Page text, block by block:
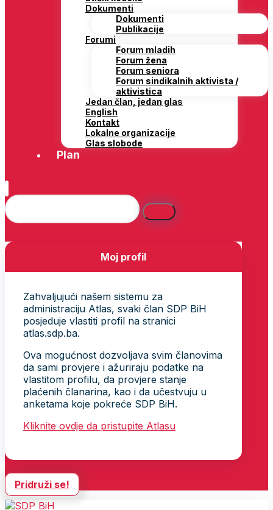
Dokumenti
Dokumenti
Publikacije
Forumi
Forum mladih
Forum žena
Forum seniora
Forum sindikalnih aktivista /
aktivistica
Jedan član, jedan glas
English
Kontakt
Lokalne organizacije
Glas slobode
Plan
Moj profil
Zahvaljujući našem sistemu za
administraciju Atlas, svaki član SDP BiH
posjeduje vlastiti profil na stranici
atlas.sdp.ba.
Ova mogućnost dozvoljava svim članovima
da sami provjere i ažuriraju podatke na
vlastitom profilu, da provjere stanje
plaćenih članarina, kao i da učestvuju u
anketama koje pokreće SDP BiH.
Kliknite ovdje da pristupite Atlasu
Pridruži se!